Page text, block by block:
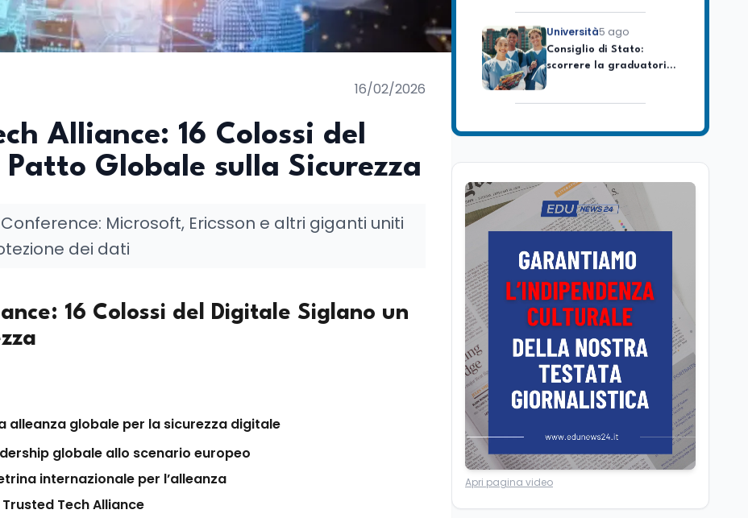
16/02/2026
Alliance: 16 Colossi del
Globale sulla Sicurezza
Microsoft, Ericsson e altri giganti uniti
dei dati
16 Colossi del Digitale Siglano un
alleanza globale per la sicurezza digitale
globale allo scenario europeo
internazionale per l’alleanza
Tech Alliance
scorrere la graduatoria
per i 500 posti vacanti
dopo il semestre filtro
l’intesa triennale tra
CSVnet ETS
Scuola 5 ago
Il Ministro della Pa
Zangrillo in Parlamento:
e la sicurezza delle
scuole con risorse Pnrr"
Scuola5 ago
Il Ministro Valditara ha
incontrato due studenti
palestinesi giunti da
Gaza che hanno
Italia
Scuola5 ago
Maturità 2026, 100 e
lode da record: 14.123
massimo
Università5 ago
Consiglio di Stato:
per i 500 posti vacanti
Apri pagina video